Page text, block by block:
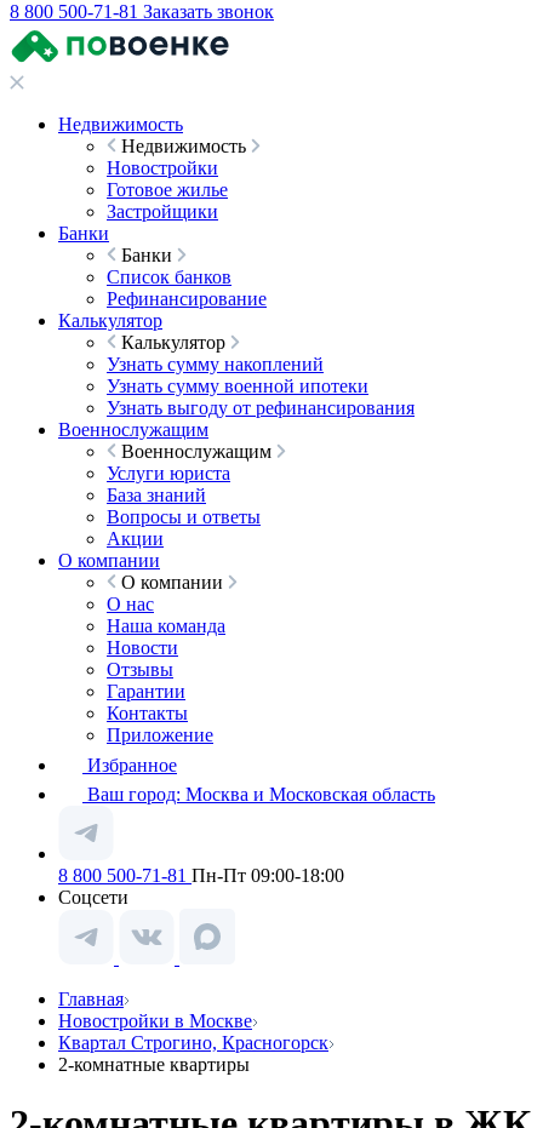
8 800 500-71-81 Заказать звонок
Недвижимость
Недвижимость
Новостройки
Готовое жилье
Застройщики
Банки
Банки
Список банков
Рефинансирование
Калькулятор
Калькулятор
Узнать сумму накоплений
Узнать сумму военной ипотеки
Узнать выгоду от рефинансирования
Военнослужащим
Военнослужащим
Услуги юриста
База знаний
Вопросы и ответы
Акции
О компании
О компании
О нас
Наша команда
Новости
Отзывы
Гарантии
Контакты
Приложение
Избранное
Ваш город: Москва и Московская область
8 800 500-71-81 Пн-Пт 09:00-18:00
Соцсети
Главная
Новостройки в Москве
Квартал Строгино, Красногорск
2-комнатные квартиры